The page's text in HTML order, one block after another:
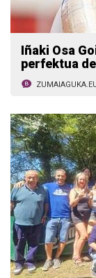
Iñaki Osa
perfektua